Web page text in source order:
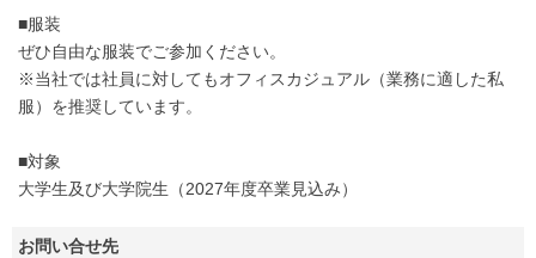
■服装
ぜひ自由な服装でご参加ください。
※当社では社員に対してもオフィスカジュアル（業務に適した私
服）を推奨しています。
■対象
大学生及び大学院生（2027年度卒業見込み）
お問い合せ先